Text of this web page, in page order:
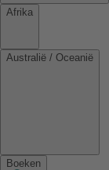
Afrika
Australië / Oceanië
Boeken